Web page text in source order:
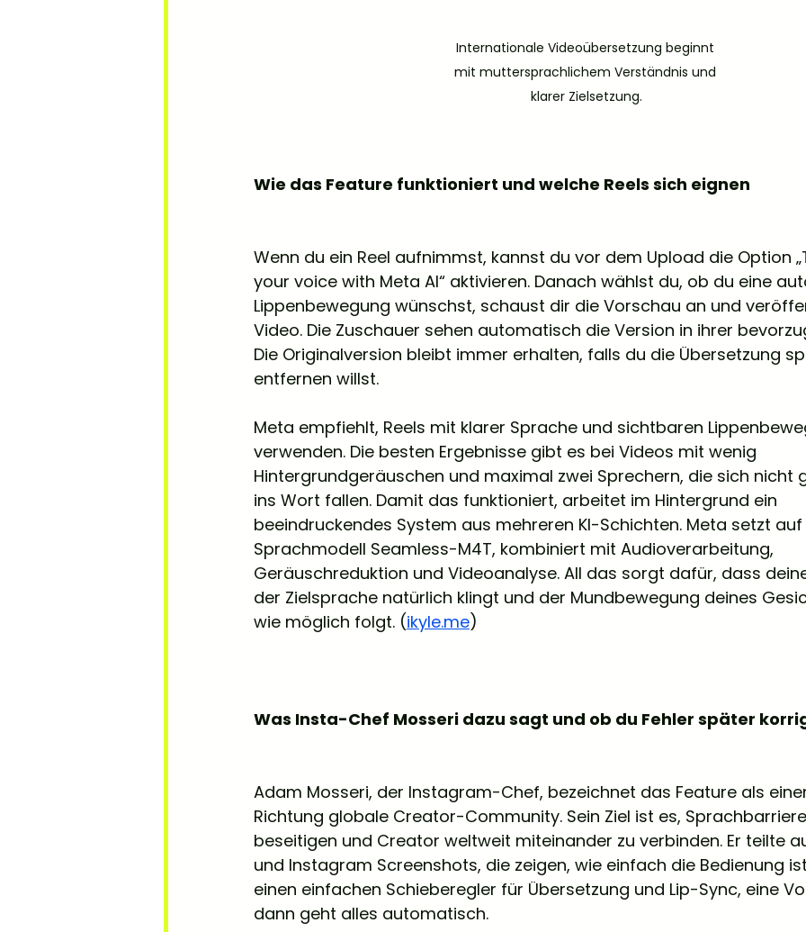
Internationale Videoübersetzung beginnt
mit muttersprachlichem Verständnis und
klarer Zielsetzung.
Wie das Feature funktioniert und welche Reels sich eignen
Wenn du ein Reel aufnimmst, kannst du vor dem Upload die Option
your voice with Meta AI“ aktivieren. Danach wählst du, ob du eine
Lippenbewegung wünschst, schaust dir die Vorschau an und
Video. Die Zuschauer sehen automatisch die Version in ihrer
Die Originalversion bleibt immer erhalten, falls du die Übersetzung
entfernen willst.
Meta empfiehlt, Reels mit klarer Sprache und sichtbaren
verwenden. Die besten Ergebnisse gibt es bei Videos mit wenig
Hintergrundgeräuschen und maximal zwei Sprechern, die sich nicht
ins Wort fallen. Damit das funktioniert, arbeitet im Hintergrund ein
beeindruckendes System aus mehreren KI-Schichten. Meta setzt auf
Sprachmodell Seamless-M4T, kombiniert mit Audioverarbeitung,
Geräuschreduktion und Videoanalyse. All das sorgt dafür, dass
der Zielsprache natürlich klingt und der Mundbewegung deines
wie möglich folgt. (ikyle.me)
Was Insta-Chef Mosseri dazu sagt und ob du Fehler später
Adam Mosseri, der Instagram-Chef, bezeichnet das Feature als
Richtung globale Creator-Community. Sein Ziel ist es,
beseitigen und Creator weltweit miteinander zu verbinden. Er teilte
und Instagram Screenshots, die zeigen, wie einfach die Bedienung
einen einfachen Schieberegler für Übersetzung und Lip-Sync, eine
dann geht alles automatisch.